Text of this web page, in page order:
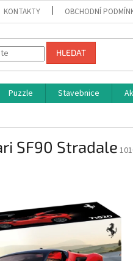
KONTAKTY OBCHODNÍ
HLEDAT
Puzzle Stavebnice
SF90 Stradale